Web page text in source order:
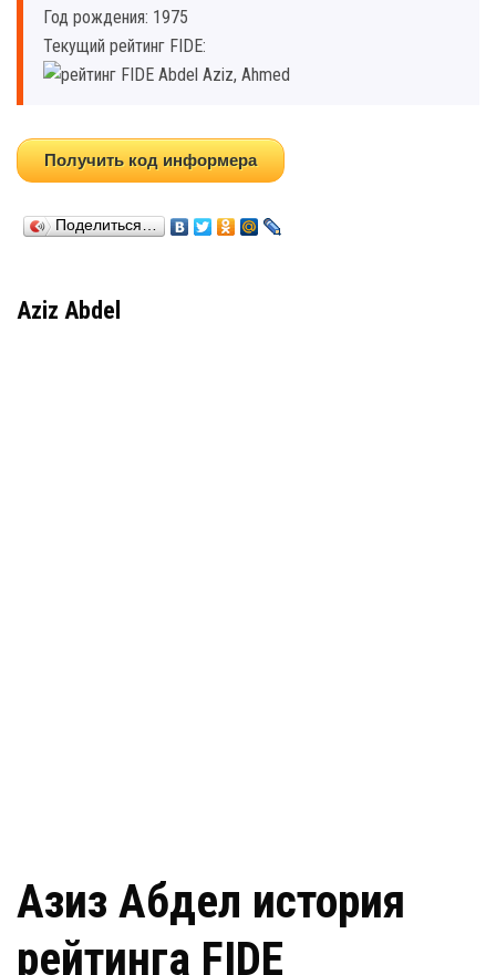
Год рождения: 1975
Текущий рейтинг FIDE:
Получить код информера
Поделиться…
Aziz Abdel
Азиз Абдел история
рейтинга FIDE